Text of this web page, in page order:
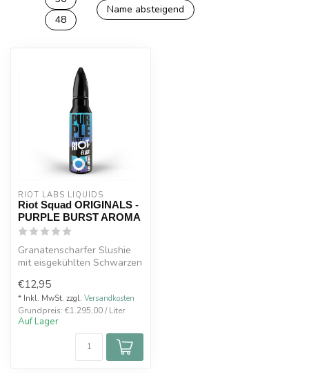
48
Name absteigend
RIOT LABS LIQUIDS
Riot Squad ORIGINALS -
PURPLE BURST AROMA
Granatenscharfer Slushie
mit eisgekühlten Schwarzen
€12,95
* Inkl. MwSt. zzgl. Versandkosten
Grundpreis: €1.295,00 / Liter
Auf Lager